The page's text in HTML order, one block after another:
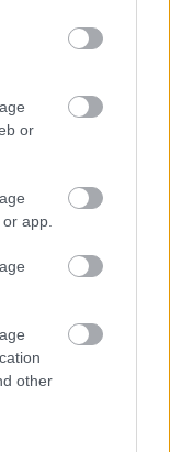
or
app.
other
της